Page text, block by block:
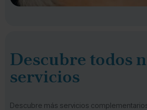
Descubre todos
servicios
Descubre más servicios